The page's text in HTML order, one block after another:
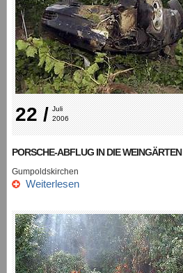
22 / Juli
2006
PORSCHE-ABFLUG IN DIE WEINGÄRTEN
Gumpoldskirchen
Weiterlesen